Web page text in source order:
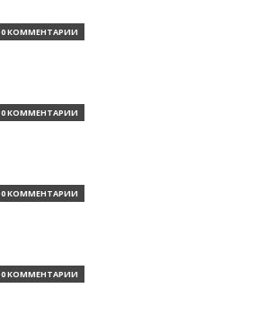
0 КОММЕНТАРИИ
0 КОММЕНТАРИИ
0 КОММЕНТАРИИ
0 КОММЕНТАРИИ